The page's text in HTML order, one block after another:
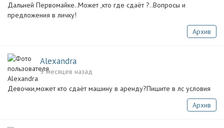
Дальней Первомайке..Может ,кто где сдаёт ?..Вопросы и
предложения в личку!
Архив
Alexandra
9 месяцев назад
Девочки,может кто сдаёт машину в аренду?Пишите в лс условия
Архив